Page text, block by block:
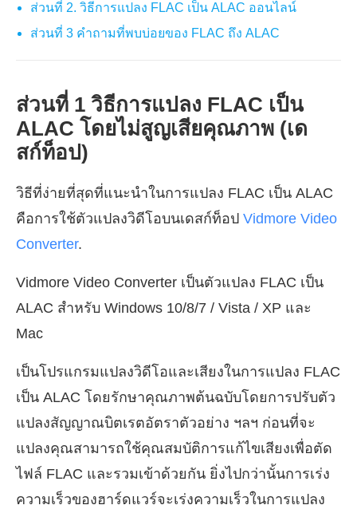
ส่วนที่ 2. วิธีการแปลง FLAC เป็น ALAC ออนไลน์
ส่วนที่ 3 คำถามที่พบบ่อยของ FLAC ถึง ALAC
ส่วนที่ 1 วิธีการแปลง FLAC เป็น
ALAC โดยไม่สูญเสียคุณภาพ (เด
สก์ท็อป)
วิธีที่ง่ายที่สุดที่แนะนำในการแปลง FLAC เป็น ALAC
คือการใช้ตัวแปลงวิดีโอบนเดสก์ท็อป Vidmore Video
Converter.
Vidmore Video Converter เป็นตัวแปลง FLAC เป็น
ALAC สำหรับ Windows 10/8/7 / Vista / XP และ
Mac
เป็นโปรแกรมแปลงวิดีโอและเสียงในการแปลง FLAC
เป็น ALAC โดยรักษาคุณภาพต้นฉบับโดยการปรับตัว
แปลงสัญญาณบิตเรตอัตราตัวอย่าง ฯลฯ ก่อนที่จะ
แปลงคุณสามารถใช้คุณสมบัติการแก้ไขเสียงเพื่อตัด
ไฟล์ FLAC และรวมเข้าด้วยกัน ยิ่งไปกว่านั้นการเร่ง
ความเร็วของฮาร์ดแวร์จะเร่งความเร็วในการแปลง